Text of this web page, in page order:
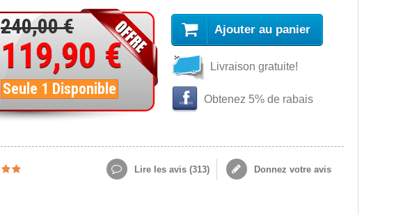
240,00 €
119,90 €
Seule 1 Disponible
Ajouter au panier
Livraison gratuite!
Obtenez 5% de rabais
Lire les avis (313) Donnez votre avis